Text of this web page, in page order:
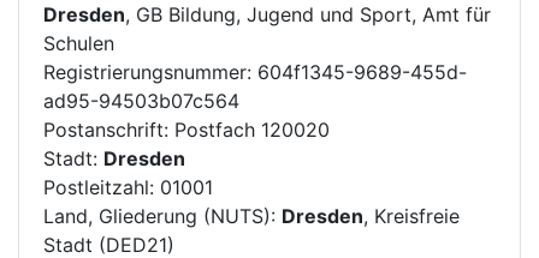
Dresden, GB Bildung, Jugend und Sport, Amt für
Schulen
Registrierungsnummer: 604f1345-9689-455d-
ad95-94503b07c564
Postanschrift: Postfach 120020
Stadt: Dresden
Postleitzahl: 01001
Land, Gliederung (NUTS): Dresden, Kreisfreie
Stadt (DED21)